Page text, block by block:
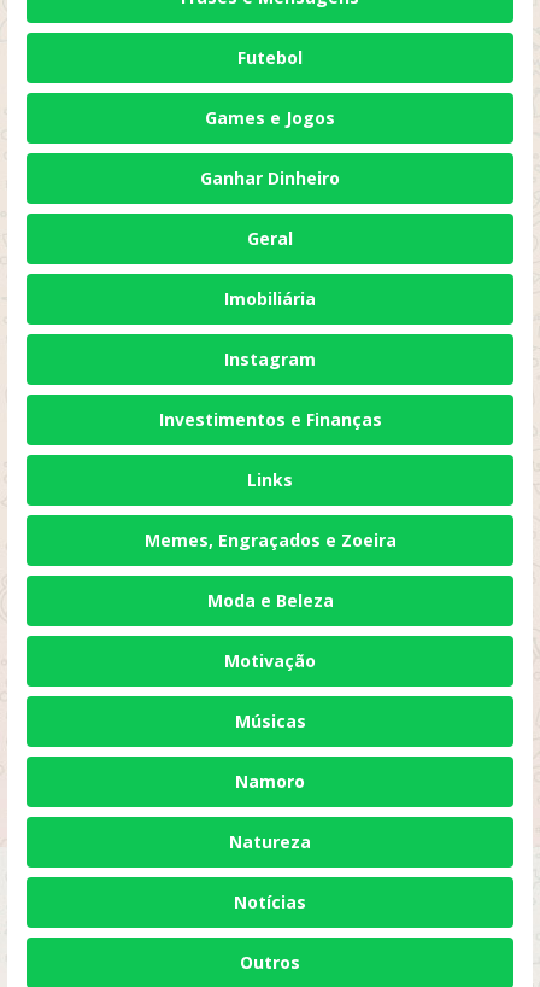
Futebol
Games e Jogos
Ganhar Dinheiro
Geral
Imobiliária
Instagram
Investimentos e Finanças
Links
Memes, Engraçados e Zoeira
Moda e Beleza
Motivação
Músicas
Namoro
Natureza
Notícias
Outros